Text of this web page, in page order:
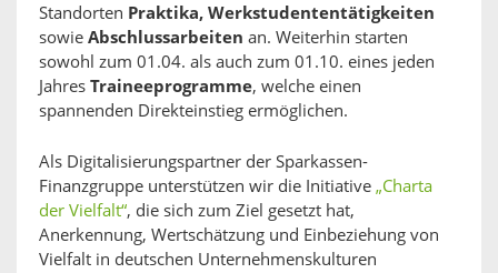
Standorten Praktika, Werkstudententätigkeiten
sowie Abschlussarbeiten an. Weiterhin starten
sowohl zum 01.04. als auch zum 01.10. eines jeden
Jahres Traineeprogramme, welche einen
spannenden Direkteinstieg ermöglichen.
Als Digitalisierungspartner der Sparkassen-
Finanzgruppe unterstützen wir die Initiative „Charta
der Vielfalt“, die sich zum Ziel gesetzt hat,
Anerkennung, Wertschätzung und Einbeziehung von
Vielfalt in deutschen Unternehmenskulturen